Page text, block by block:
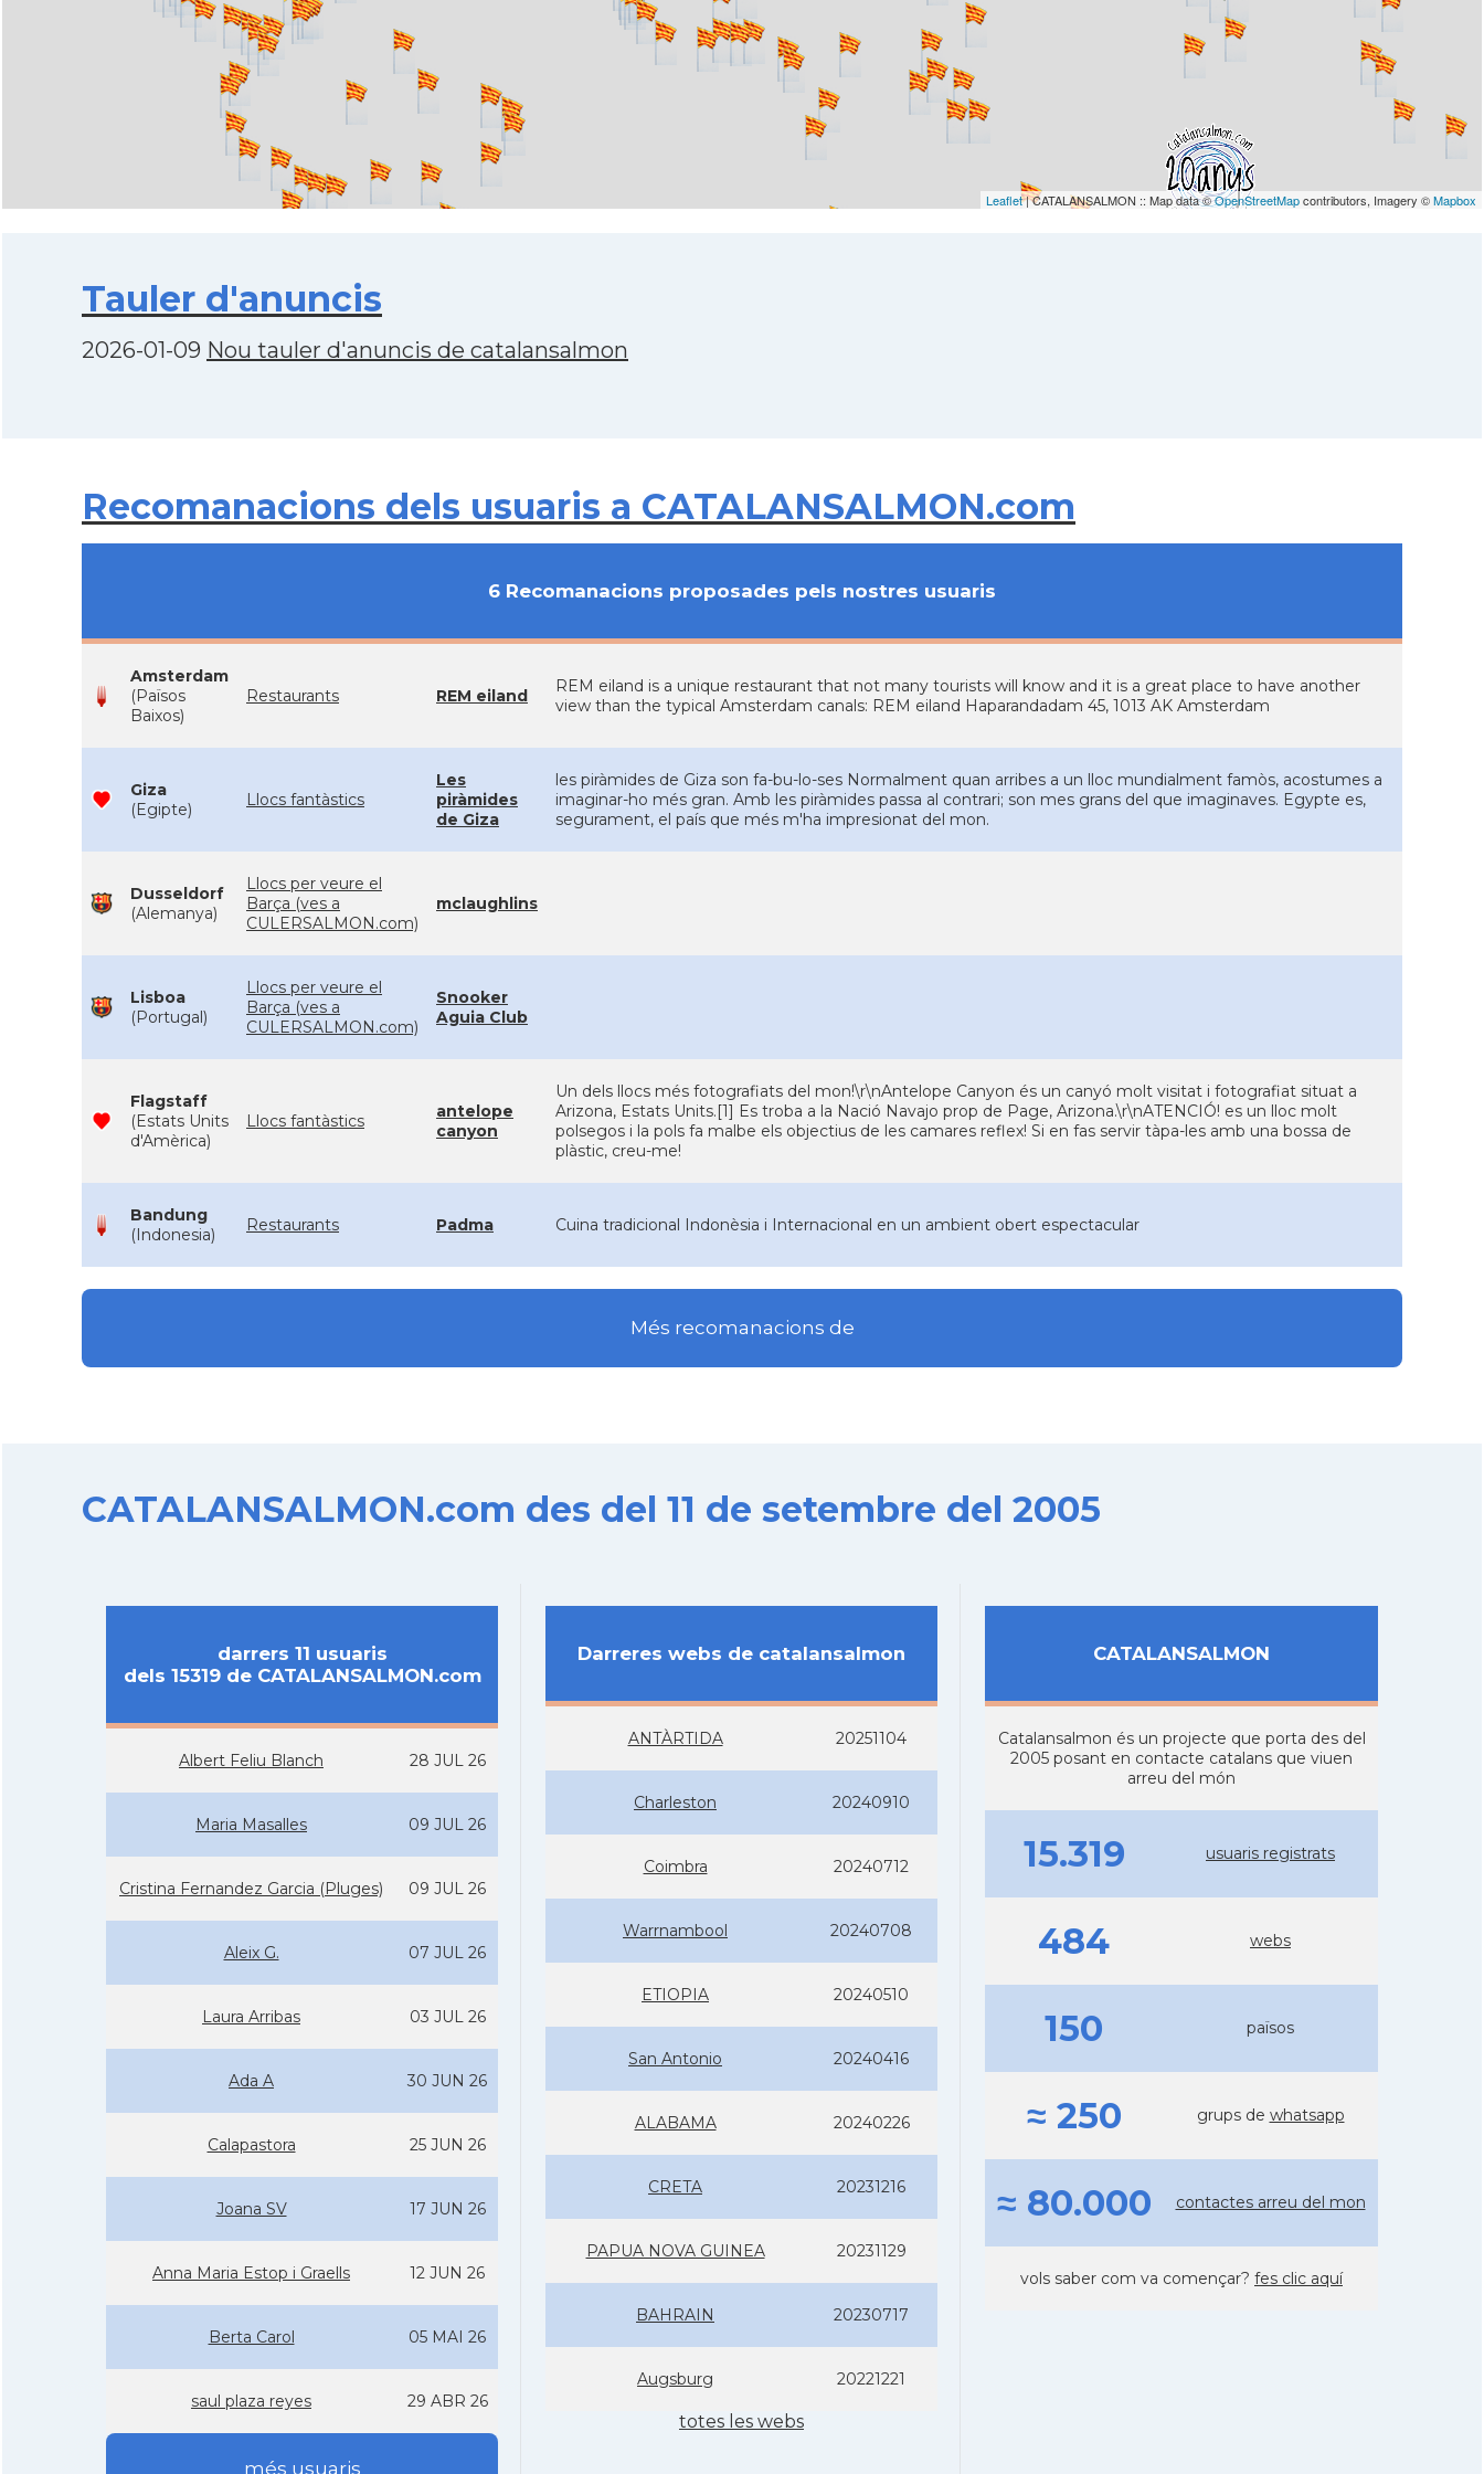
Leaflet| CATALANSALMON :: Map data ©OpenStreetMapcontributors, Imagery ©Mapbox
Tauler d'anuncis
2026-01-09 Nou tauler d'anuncis de catalansalmon
Recomanacions dels usuaris a CATALANSALMON.com
6 Recomanacions proposades pels nostres usuaris
Amsterdam
(Països
Baixos)
Restaurants REM eiland
REM eiland is a unique restaurant that not many tourists will know and it is a great place to have another
view than the typical Amsterdam canals: REM eiland Haparandadam 45, 1013 AK Amsterdam
Giza
(Egipte)
Llocs fantàstics
Les
piràmides
de Giza
les piràmides de Giza son fa-bu-lo-ses Normalment quan arribes a un lloc mundialment famòs, acostumes a
imaginar-ho més gran. Amb les piràmides passa al contrari; son mes grans del que imaginaves. Egypte es,
segurament, el país que més m'ha impresionat del mon.
Dusseldorf
(Alemanya)
Llocs per veure el
Barça (ves a
CULERSALMON.com)
mclaughlins
Lisboa
(Portugal)
Llocs per veure el
Barça (ves a
CULERSALMON.com)
Snooker
Aguia Club
Flagstaff
(Estats Units
d'Amèrica)
Llocs fantàstics
antelope
canyon
Un dels llocs més fotografiats del mon!\r\nAntelope Canyon és un canyó molt visitat i fotografiat situat a
Arizona, Estats Units.[1] Es troba a la Nació Navajo prop de Page, Arizona.\r\nATENCIÓ! es un lloc molt
polsegos i la pols fa malbe els objectius de les camares reflex! Si en fas servir tàpa-les amb una bossa de
plàstic, creu-me!
Bandung
(Indonesia)
Restaurants Padma Cuina tradicional Indonèsia i Internacional en un ambient obert espectacular
Més recomanacions de
CATALANSALMON.com des del 11 de setembre del 2005
darrers 11 usuaris
dels 15319 de CATALANSALMON.com
Albert Feliu Blanch 28 JUL 26
Maria Masalles 09 JUL 26
Cristina Fernandez Garcia (Pluges) 09 JUL 26
Aleix G. 07 JUL 26
Laura Arribas 03 JUL 26
Ada A 30 JUN 26
Calapastora 25 JUN 26
Joana SV 17 JUN 26
Anna Maria Estop i Graells 12 JUN 26
Berta Carol 05 MAI 26
saul plaza reyes 29 ABR 26
més usuaris
Darreres webs de catalansalmon
ANTÀRTIDA 20251104
Charleston 20240910
Coimbra 20240712
Warrnambool 20240708
ETIOPIA 20240510
San Antonio 20240416
ALABAMA 20240226
CRETA 20231216
PAPUA NOVA GUINEA 20231129
BAHRAIN 20230717
Augsburg 20221221
totes les webs
CATALANSALMON
Catalansalmon és un projecte que porta des del
2005 posant en contacte catalans que viuen
arreu del món
15.319 usuaris registrats
484 webs
150 països
≈ 250 grups de whatsapp
≈ 80.000 contactes arreu del mon
vols saber com va començar? fes clic aquí